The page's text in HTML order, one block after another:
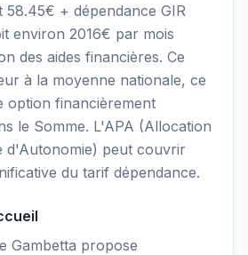
58.45€ + dépendance GIR
environ 2016€ par mois
des aides financières. Ce
à la moyenne nationale, ce
option financièrement
le Somme. L'APA (Allocation
d'Autonomie) peut couvrir
du tarif dépendance.
Gambetta propose